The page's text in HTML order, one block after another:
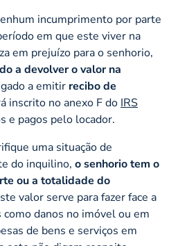
incumprimento por parte
em que este viver na
em prejuízo para o senhorio,
a devolver o valor na
a emitir recibo de
inscrito no anexo F do IRS
e pagos pelo locador.
uma situação de
do inquilino, o senhorio tem o
ou a totalidade do
valor serve para fazer face a
danos no imóvel ou em
de bens e serviços em